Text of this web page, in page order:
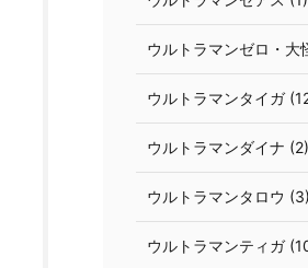
ウルトラマンゼロ・大
ウルトラマンタイガ
ウルトラマンダイナ (2)
ウルトラマンタロウ (3)
ウルトラマンティガ